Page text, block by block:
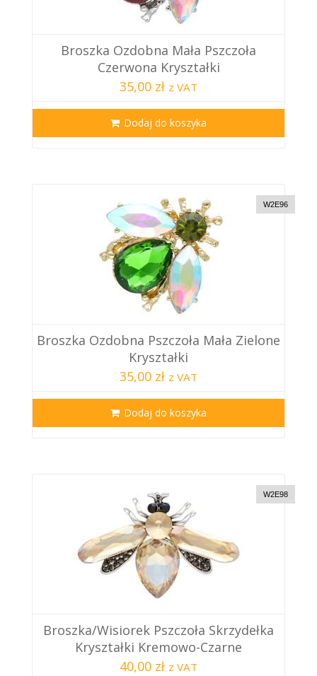
Broszka Ozdobna Mała Pszczoła
Czerwona Kryształki
35,00 zł z VAT
Dodaj do koszyka
W2E96
Broszka Ozdobna Pszczoła Mała Zielone
Kryształki
35,00 zł z VAT
Dodaj do koszyka
W2E98
Broszka/wisiorek Pszczoła Skrzydełka
Kryształki Kremowo-Czarne
40,00 zł z VAT